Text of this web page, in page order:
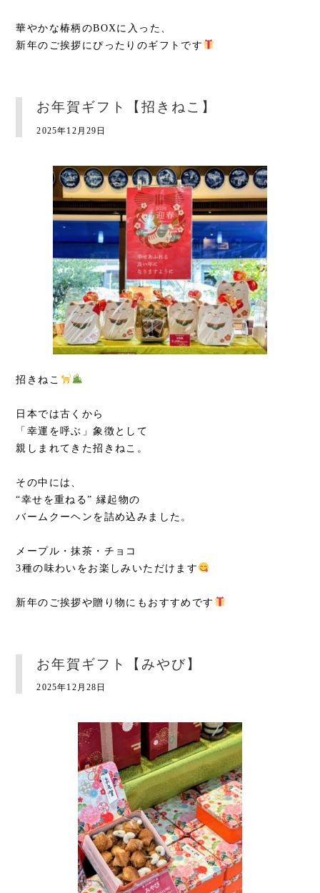
華やかな椿柄のBOXに入った、
新年のご挨拶にぴったりのギフトです
お年賀ギフト【招きねこ】
2025年12月29日
招きねこ
日本では古くから
「幸運を呼ぶ」象徴として
親しまれてきた招きねこ。
その中には、
“幸せを重ねる” 縁起物の
バームクーヘンを詰め込みました。
メープル・抹茶・チョコ
3種の味わいをお楽しみいただけます
新年のご挨拶や贈り物にもおすすめです
お年賀ギフト【みやび】
2025年12月28日